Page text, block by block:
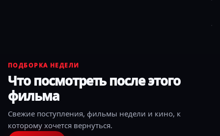
ПОДБОРКА НЕДЕЛИ
Что посмотреть после этого
фильма
Свежие поступления, фильмы недели и кино, к
которому хочется вернуться.